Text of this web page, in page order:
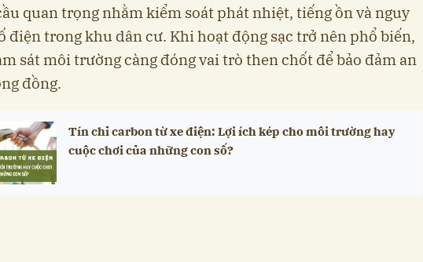
quan trọng nhằm kiểm soát phát nhiệt, tiếng ồn và nguy
điện trong khu dân cư. Khi hoạt động sạc trở nên phổ biến,
sát môi trường càng đóng vai trò then chốt để bảo đảm an
đồng.
Tín chỉ carbon từ xe điện: Lợi ích kép cho môi trường hay
cuộc chơi của những con số?